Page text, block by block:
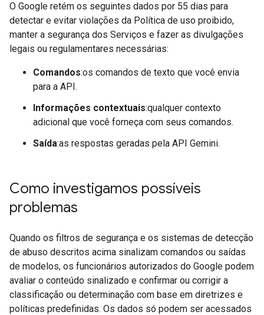
O Google retém os seguintes dados por 55 dias para
detectar e evitar violações da Política de uso proibido,
manter a segurança dos Serviços e fazer as divulgações
legais ou regulamentares necessárias:
Comandos:os comandos de texto que você envia
para a API.
Informações contextuais:qualquer contexto
adicional que você forneça com seus comandos.
Saída:as respostas geradas pela API Gemini.
Como investigamos possíveis
problemas
Quando os filtros de segurança e os sistemas de detecção
de abuso descritos acima sinalizam comandos ou saídas
de modelos, os funcionários autorizados do Google podem
avaliar o conteúdo sinalizado e confirmar ou corrigir a
classificação ou determinação com base em diretrizes e
políticas predefinidas. Os dados só podem ser acessados